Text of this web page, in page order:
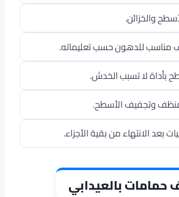
والخزائن.
مناسب للدهون حسب تعليماته.
بأداة لا تسبب الخدش.
وتجفيف الأسطح.
بعد الانتهاء من بقية الأجزاء.
بالعيدابي